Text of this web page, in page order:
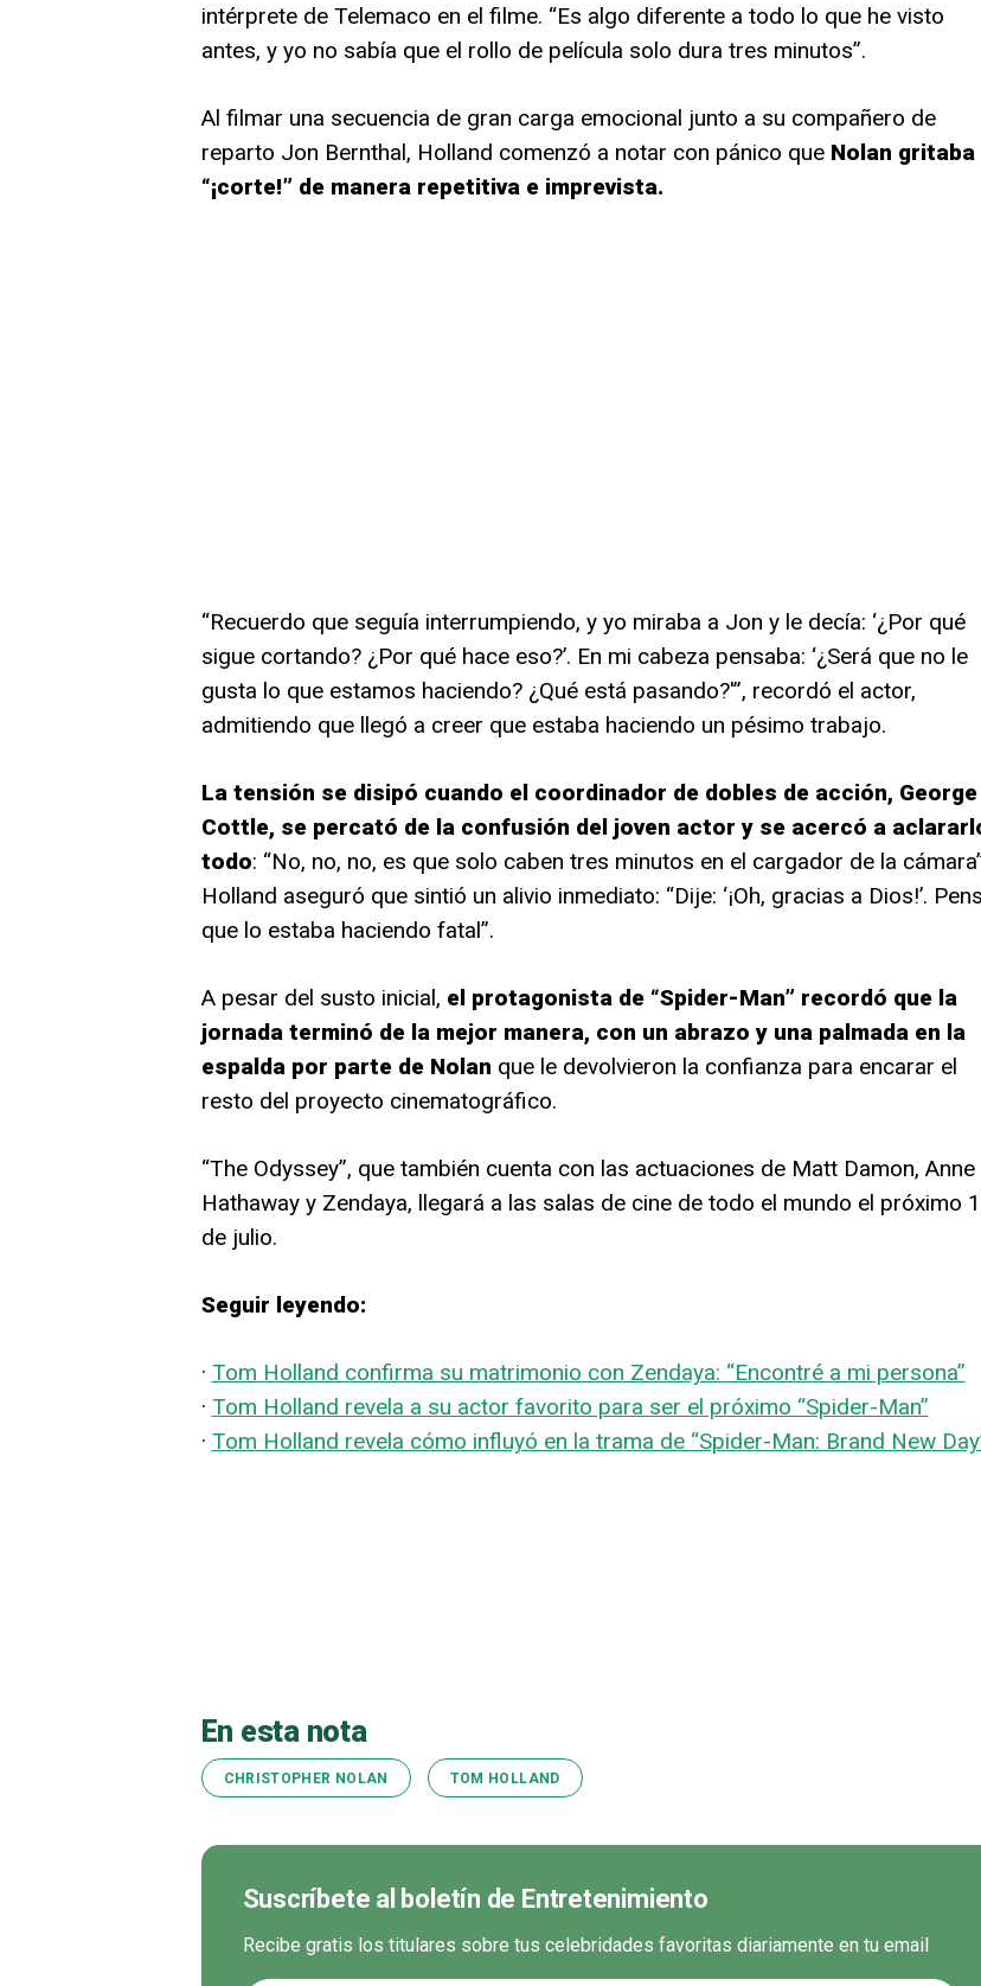
intérprete de Telemaco en el filme. “Es algo diferente a todo lo que he visto
antes, y yo no sabía que el rollo de película solo dura tres minutos”.
Al filmar una secuencia de gran carga emocional junto a su compañero de
reparto Jon Bernthal, Holland comenzó a notar con pánico que Nolan gritaba
“¡corte!” de manera repetitiva e imprevista.
“Recuerdo que seguía interrumpiendo, y yo miraba a Jon y le decía: ‘¿Por qué
sigue cortando? ¿Por qué hace eso?’. En mi cabeza pensaba: ‘¿Será que no le
gusta lo que estamos haciendo? ¿Qué está pasando?'”, recordó el actor,
admitiendo que llegó a creer que estaba haciendo un pésimo trabajo.
La tensión se disipó cuando el coordinador de dobles de acción, George
Cottle, se percató de la confusión del joven actor y se acercó a
todo: “No, no, no, es que solo caben tres minutos en el cargador de la
Holland aseguró que sintió un alivio inmediato: “Dije: ‘¡Oh, gracias a Dios!’.
que lo estaba haciendo fatal”.
A pesar del susto inicial, el protagonista de “Spider-Man” recordó que la
jornada terminó de la mejor manera, con un abrazo y una palmada en la
espalda por parte de Nolan que le devolvieron la confianza para encarar el
resto del proyecto cinematográfico.
“The Odyssey”, que también cuenta con las actuaciones de Matt Damon, Anne
Hathaway y Zendaya, llegará a las salas de cine de todo el mundo el próximo
de julio.
Seguir leyendo:
· Tom Holland confirma su matrimonio con Zendaya: “Encontré a mi persona”
· Tom Holland revela a su actor favorito para ser el próximo “Spider-Man”
· Tom Holland revela cómo influyó en la trama de “Spider-Man: Brand New
En esta nota
CHRISTOPHER NOLAN TOM HOLLAND
Suscríbete al boletín de Entretenimiento
Recibe gratis los titulares sobre tus celebridades favoritas diariamente en tu email